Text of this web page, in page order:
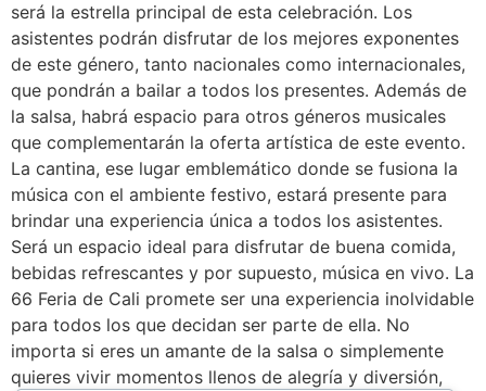
será la estrella principal de esta celebración. Los
asistentes podrán disfrutar de los mejores exponentes
de este género, tanto nacionales como internacionales,
que pondrán a bailar a todos los presentes. Además de
la salsa, habrá espacio para otros géneros musicales
que complementarán la oferta artística de este evento.
La cantina, ese lugar emblemático donde se fusiona la
música con el ambiente festivo, estará presente para
brindar una experiencia única a todos los asistentes.
Será un espacio ideal para disfrutar de buena comida,
bebidas refrescantes y por supuesto, música en vivo. La
66 Feria de Cali promete ser una experiencia inolvidable
para todos los que decidan ser parte de ella. No
importa si eres un amante de la salsa o simplemente
quieres vivir momentos llenos de alegría y diversión,